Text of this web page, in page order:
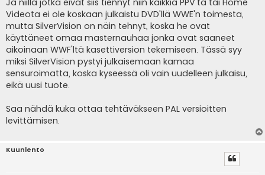
Videota ei ole koskaan julkaistu DVD'llä WWE'n toimesta,
mutta SilverVision on näin tehnyt, koska he ovat
käyttäneet omaa masternauhaa jonka ovat saaneet
aikoinaan WWF'ltä kasettiversion tekemiseen. Tässä syy
miksi SilverVision pystyi julkaisemaan kamaa
sensuroimatta, koska kyseessä oli vain uudelleen julkaisu,
eikä uusi tuote.
Saa nähdä kuka ottaa tehtäväkseen PAL versioitten
levittämisen.
Kuunlento